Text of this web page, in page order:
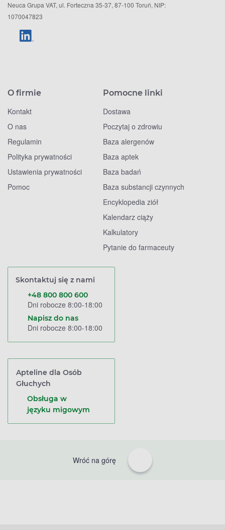
Neuca Grupa VAT, ul. Forteczna 35-37, 87-100 Toruń, NIP:
1070047823
O firmie
Kontakt
O nas
Regulamin
Polityka prywatności
Ustawienia prywatności
Pomoc
Pomocne linki
Dostawa
Poczytaj o zdrowiu
Baza alergenów
Baza aptek
Baza badań
Baza substancji czynnych
Encyklopedia ziół
Kalendarz ciąży
Kalkulatory
Pytanie do farmaceuty
Skontaktuj się z nami
+48 800 800 600
Dni robocze 8:00-18:00
Napisz do nas
Dni robocze 8:00-18:00
Apteline dla Osób
Głuchych
Obsługa w
języku migowym
Wróć na górę